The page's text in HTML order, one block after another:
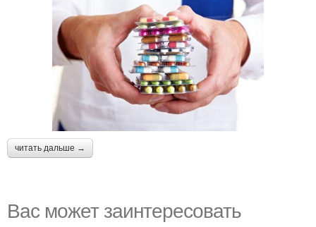
читать дальше →
Вас может заинтересовать